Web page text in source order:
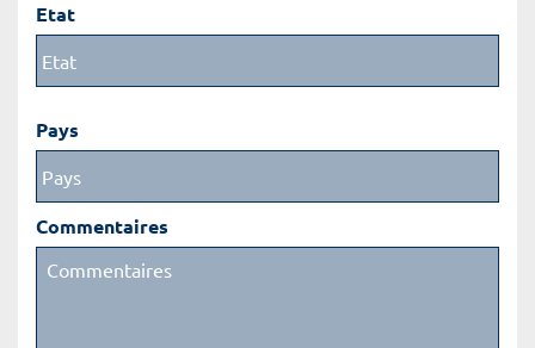
Etat
Pays
Commentaires